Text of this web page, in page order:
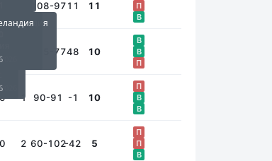
108-9711 11
П
В
125-7748 10
В
В
П
1 90-91 -1 10
П
В
В
0 2 60-102-42 5
П
П
В
Зеландия